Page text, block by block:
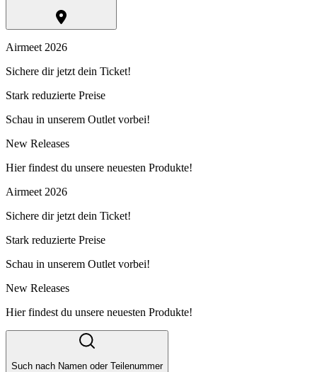
Airmeet 2026
Sichere dir jetzt dein Ticket!
Stark reduzierte Preise
Schau in unserem Outlet vorbei!
New Releases
Hier findest du unsere neuesten Produkte!
Airmeet 2026
Sichere dir jetzt dein Ticket!
Stark reduzierte Preise
Schau in unserem Outlet vorbei!
New Releases
Hier findest du unsere neuesten Produkte!
Such nach Namen oder Teilenummer